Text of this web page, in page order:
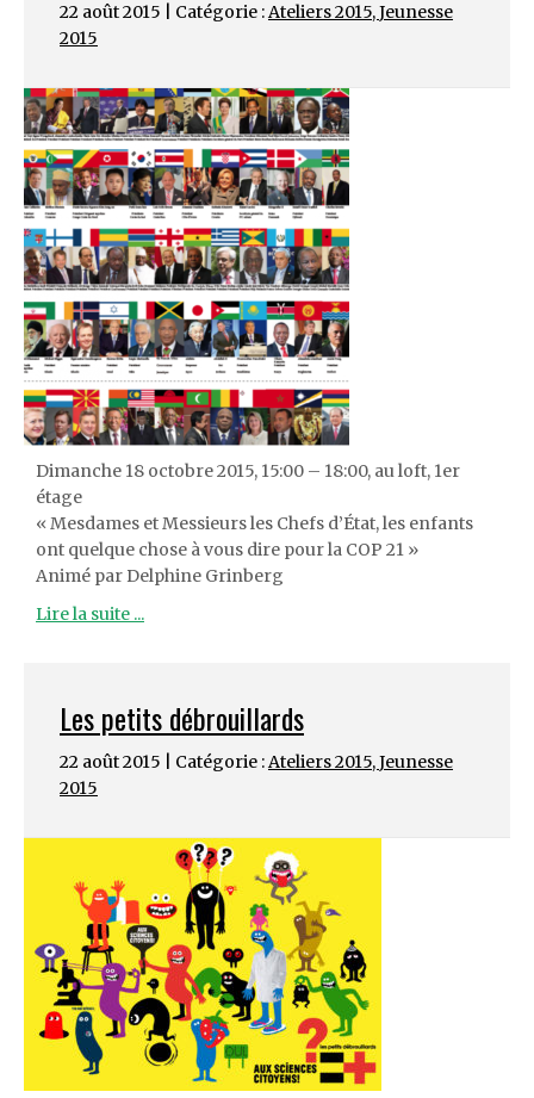
22 août 2015 | Catégorie :Ateliers 2015,Jeunesse
2015
Dimanche 18 octobre 2015, 15:00 – 18:00, au loft, 1er
étage
« Mesdames et Messieurs les Chefs d’État, les enfants
ont quelque chose à vous dire pour la COP 21 »
Animé par Delphine Grinberg
Lire la suite ...
Les petits débrouillards
22 août 2015 | Catégorie :Ateliers 2015,Jeunesse
2015